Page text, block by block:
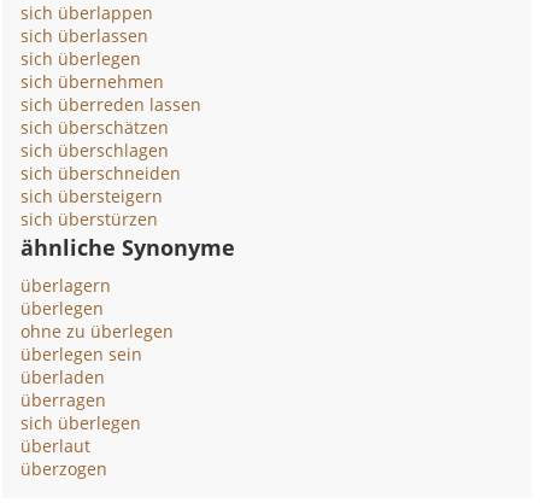
sich überlappen
sich überlassen
sich überlegen
sich übernehmen
sich überreden lassen
sich überschätzen
sich überschlagen
sich überschneiden
sich übersteigern
sich überstürzen
ähnliche Synonyme
überlagern
überlegen
ohne zu überlegen
überlegen sein
überladen
überragen
sich überlegen
überlaut
überzogen